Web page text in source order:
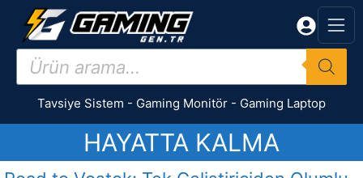
İçeriğe
Products
search
Tavsiye Sistem - Gaming Monitör - Gaming Laptop
HAYATTA KALMA